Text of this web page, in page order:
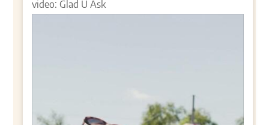
video: Glad U Ask